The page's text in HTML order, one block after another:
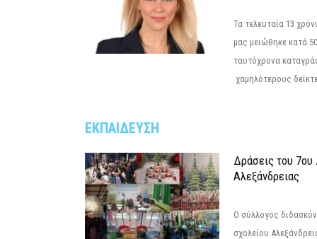
Τα τελευταία 13
μας μειώθηκε κατά
ταυτόχρονα
χαμηλότερους
ΕΚΠΑΙΔΕΥΣΗ
Δράσεις του 7ου
Αλεξάνδρειας
Ο σύλλογος
σχολείου